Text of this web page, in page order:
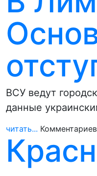
ВСУ ведут
данные
читать...